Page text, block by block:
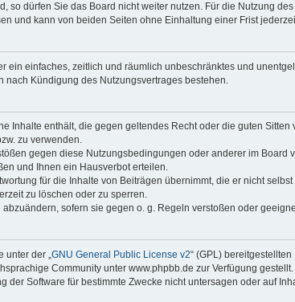
so dürfen Sie das Board nicht weiter nutzen. Für die Nutzung
und kann von beiden Seiten ohne Einhaltung einer Frist
ein einfaches, zeitlich und räumlich unbeschränktes und
nach Kündigung des Nutzungsvertrages bestehen.
Inhalte enthält, die gegen geltendes Recht oder die guten
zu verwenden.
gegen diese Nutzungsbedingungen oder anderer im
und Ihnen ein Hausverbot erteilen.
für die Inhalte von Beiträgen übernimmt, die er nicht
zu löschen oder zu sperren.
sofern sie gegen o. g. Regeln verstoßen oder
der „ GNU General Public License v2“ (GPL)
Community unter www.phpbb.de zur Verfügung
Software für bestimmte Zwecke nicht untersagen oder auf